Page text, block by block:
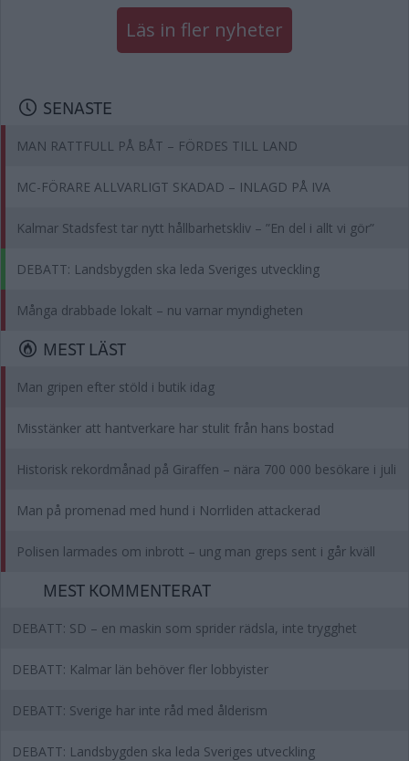
Läs in fler nyheter
SENASTE
MAN RATTFULL PÅ BÅT – FÖRDES TILL LAND
MC-FÖRARE ALLVARLIGT SKADAD – INLAGD PÅ IVA
Kalmar Stadsfest tar nytt hållbarhetskliv – ”En del i allt vi gör”
DEBATT: Landsbygden ska leda Sveriges utveckling
Många drabbade lokalt – nu varnar myndigheten
MEST LÄST
Man gripen efter stöld i butik idag
Misstänker att hantverkare har stulit från hans bostad
Historisk rekordmånad på Giraffen – nära 700 000 besökare i juli
Man på promenad med hund i Norrliden attackerad
Polisen larmades om inbrott – ung man greps sent i går kväll
MEST KOMMENTERAT
DEBATT: SD – en maskin som sprider rädsla, inte trygghet
DEBATT: Kalmar län behöver fler lobbyister
DEBATT: Sverige har inte råd med ålderism
DEBATT: Landsbygden ska leda Sveriges utveckling